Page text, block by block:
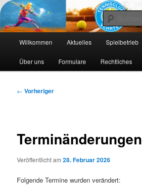
Tennis-Vehrte
Die Webseite des Tennisclub Vehrte e. V.
Zum
primären
Zum
sekundären
Willkommen Aktuelles Spielbetrieb
Über uns Formulare Rechtliches
Beitragsnavigation
← Vorheriger
Terminänderungen
Veröffentlicht am28. Februar 2026
Folgende Termine wurden verändert: